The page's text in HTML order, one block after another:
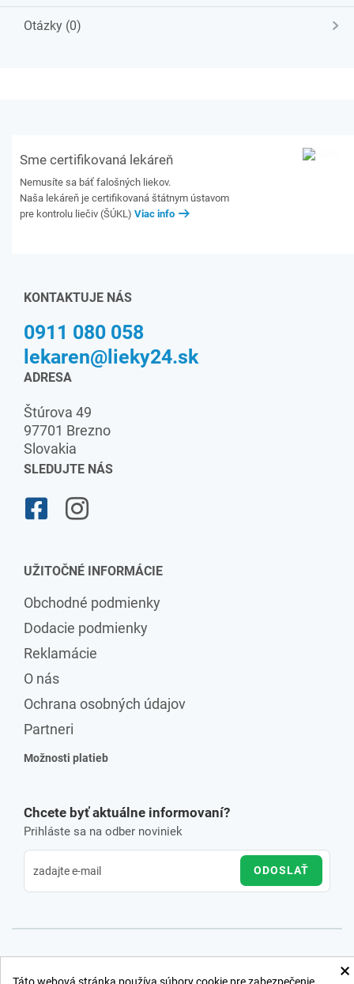
Otázky (0)
Sme certifikovaná lekáreň
Nemusíte sa báť falošných liekov.
Naša lekáreň je certifikovaná štátnym ústavom
pre kontrolu liečiv (ŠÚKL) Viac info
KONTAKTUJE NÁS
0911 080 058
lekaren@lieky24.sk
ADRESA
Štúrova 49
97701 Brezno
Slovakia
SLEDUJTE NÁS
UŽITOČNÉ INFORMÁCIE
Obchodné podmienky
Dodacie podmienky
Reklamácie
O nás
Ochrana osobných údajov
Partneri
Možnosti platieb
Chcete byť aktuálne informovaní?
Prihláste sa na odber noviniek
ODOSLAŤ
×
Táto webová stránka používa súbory cookie pre zabezpečenie